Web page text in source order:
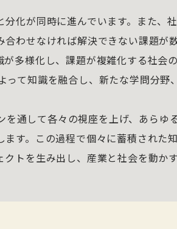
化が同時に進んでいます。また、
わせなければ解決できない課題が
が多様化し、課題が複雑化する社会
知識を融合し、新たな学問分野
通して各々の視座を上げ、あらゆ
す。この過程で個々に蓄積された
トを生み出し、産業と社会を動か